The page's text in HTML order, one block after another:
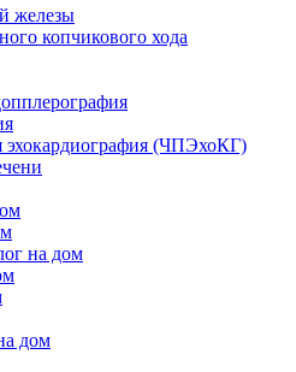
железы
копчикового хода
эхокардиография (ЧПЭхоКГ)
на дом
дом